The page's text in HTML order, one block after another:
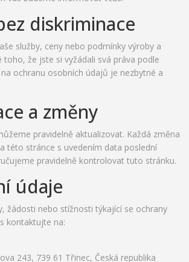
diskriminace
služby, ceny nebo podmínky výroby a
toho, že jste si vyžádali svá práva podle
na ochranu osobních údajů je nezbytné a
a změny
pravidelně aktualizovat. Každá změna
této stránce s uvedením data poslední
pravidelně kontrolovat tuto stránku.
údaje
žádosti nebo stížnosti týkající se ochrany
kontaktujte na:
243, 739 61 Třinec, Česká republika